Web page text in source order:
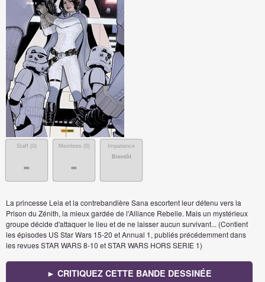
Staff (0)
-
Membres (0)
-
Impatience
Bientôt
La princesse Leia et la contrebandière Sana escortent leur détenu vers la
Prison du Zénith, la mieux gardée de l'Alliance Rebelle. Mais un mystérieux
groupe décide d'attaquer le lieu et de ne laisser aucun survivant... (Contient
les épisodes US Star Wars 15-20 et Annual 1, publiés précédemment dans
les revues STAR WARS 8-10 et STAR WARS HORS SERIE 1)
► CRITIQUEZ CETTE BANDE DESSINÉE